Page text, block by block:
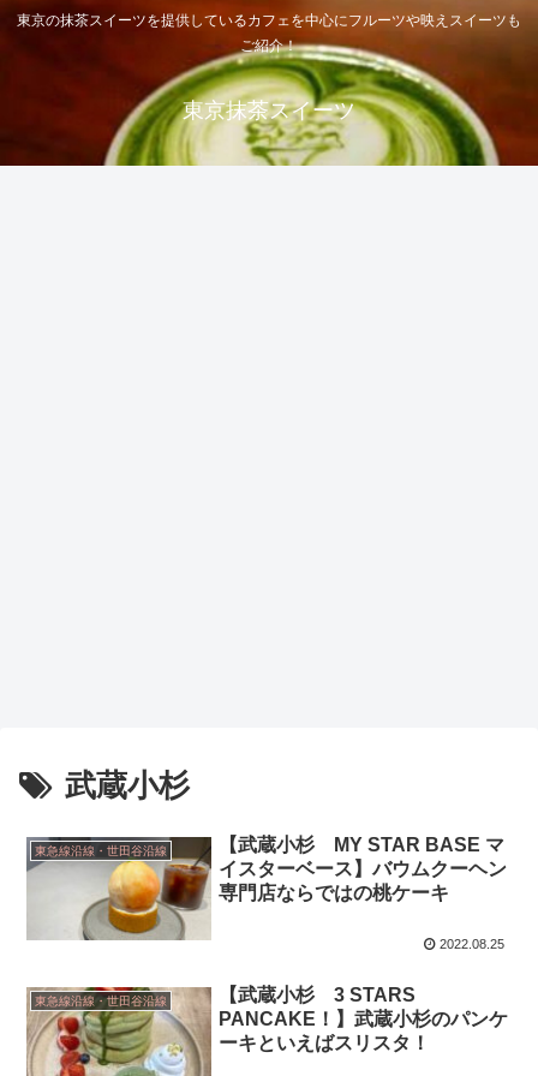
東京の抹茶スイーツを提供しているカフェを中心にフルーツや映えスイーツも
ご紹介！
東京抹茶スイーツ
武蔵小杉
東急線沿線・世田谷沿線
【武蔵小杉 MY STAR BASE マ
イスターベース】バウムクーヘン
専門店ならではの桃ケーキ
2022.08.25
東急線沿線・世田谷沿線
【武蔵小杉 3 STARS
PANCAKE！】武蔵小杉のパンケ
ーキといえばスリスタ！